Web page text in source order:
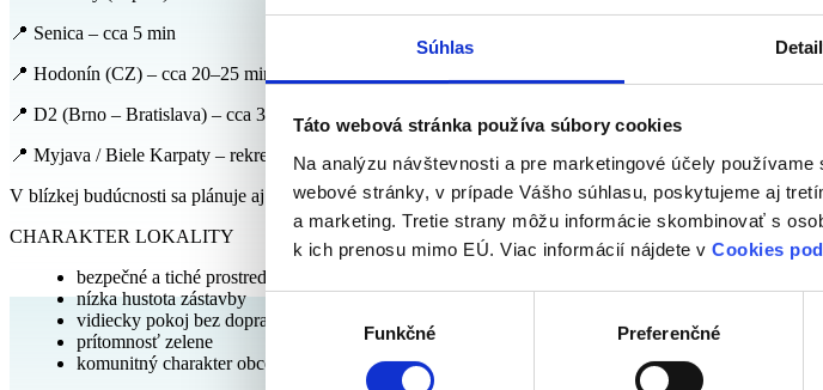
Súhlas
Táto webová stránka používa súbory cookies
Na analýzu návštevnosti a pre marketingové účely
webové stránky, v prípade Vášho súhlasu, poskytujeme aj
a marketing. Tretie strany môžu informácie skombinovať s
k ich prenosu mimo EÚ. Viac informácií nájdete v Cookies
súhlasu
Funkčné Preferenčné
📍 Senica – cca 5 min
📍 Hodonín (CZ) – cca 20–25 min
📍 D2 (Brno – Bratislava) – cca 35–40 min
📍 Myjava / Biele Karpaty – rekreačné možnosti v dosahu
V blízkej budúcnosti sa plánuje aj cyklotrasa priamo do Senice, čím sa zlepší bezmotorové spojenie a
CHARAKTER LOKALITY
bezpečné a tiché prostredie
nízka hustota zástavby
vidiecky pokoj bez dopravného ruchu
prítomnosť zelene
komunitný charakter obce